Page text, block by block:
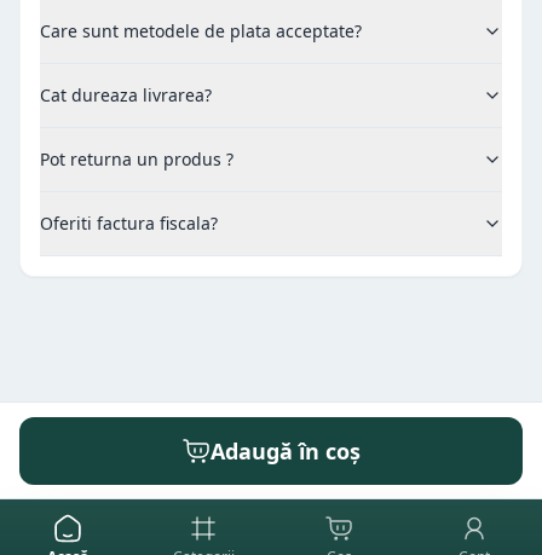
Care sunt metodele de plata acceptate?
Cat dureaza livrarea?
Pot returna un produs ?
Oferiti factura fiscala?
Adaugă în coș